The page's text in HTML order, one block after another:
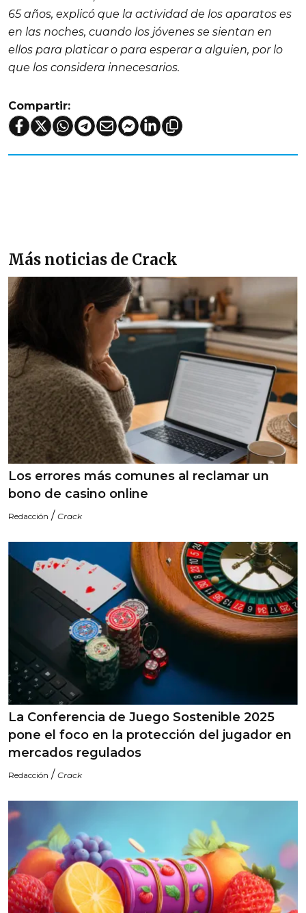
65 años, explicó que la actividad de los aparatos es
en las noches, cuando los jóvenes se sientan en
ellos para platicar o para esperar a alguien, por lo
que los considera innecesarios.
Compartir:
Más noticias de Crack
Los errores más comunes al reclamar un
bono de casino online
Redacción / Crack
La Conferencia de Juego Sostenible 2025
pone el foco en la protección del jugador en
mercados regulados
Redacción / Crack